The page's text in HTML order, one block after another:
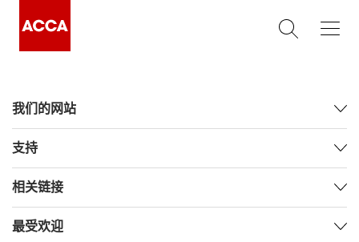
我们的网站
支持
相关链接
最受欢迎